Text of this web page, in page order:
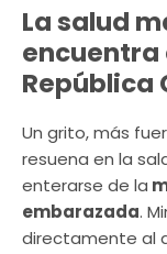
La salud
encuentra
República
Un grito, más
resuena en la
enterarse de la
embarazada.
directamente al